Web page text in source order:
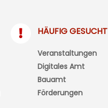
HÄUFIG GESUCHT
Veranstaltungen
Digitales Amt
Bauamt
Förderungen